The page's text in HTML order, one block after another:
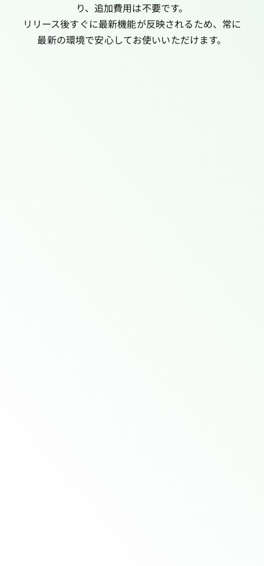
り、追加費用は不要です。
リリース後すぐに最新機能が反映されるため、常に
最新の環境で安心してお使いいただけます。